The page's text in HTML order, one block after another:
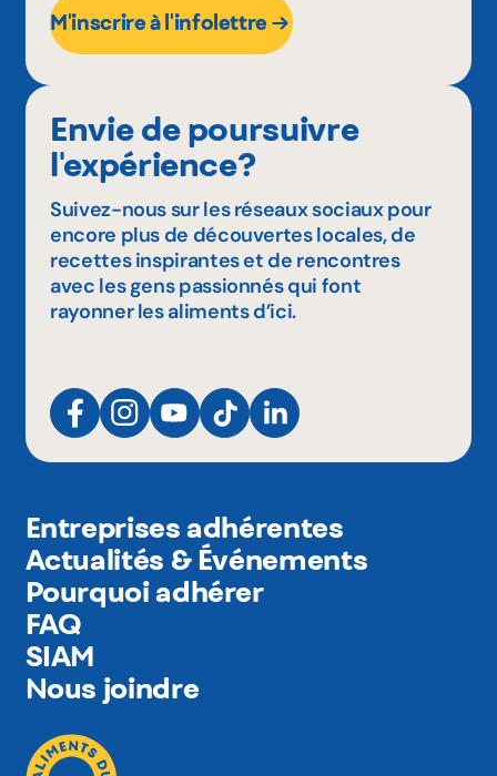
M'inscrire à l'infolettre
Envie de poursuivre
l'expérience?
Suivez-nous sur les réseaux sociaux pour
encore plus de découvertes locales, de
recettes inspirantes et de rencontres
avec les gens passionnés qui font
rayonner les aliments d’ici.
Entreprises adhérentes
Actualités & Événements
Pourquoi adhérer
FAQ
SIAM
Nous joindre